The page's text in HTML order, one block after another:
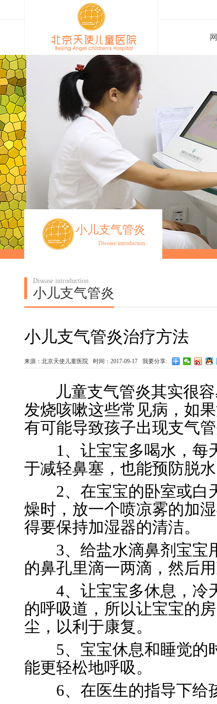
小儿支气管炎
Disease introduction
Disease introduction
小儿支气管炎
小儿支气管炎治疗方法
来源：北京天使儿童医院 时间：2017-09-17 我要分享:
儿童支气管炎其实很容
发烧咳嗽这些常见病，如
有可能导致孩子出现支气
1、让宝宝多喝水，每
于减轻鼻塞，也能预防脱
2、在宝宝的卧室或白
燥时，放一个喷凉雾的加
得要保持加湿器的清洁。
3、给盐水滴鼻剂宝宝
的鼻孔里滴一两滴，然后
4、让宝宝多休息，冷
的呼吸道，所以让宝宝的
尘，以利于康复。
5、宝宝休息和睡觉的
能更轻松地呼吸。
6、在医生的指导下给